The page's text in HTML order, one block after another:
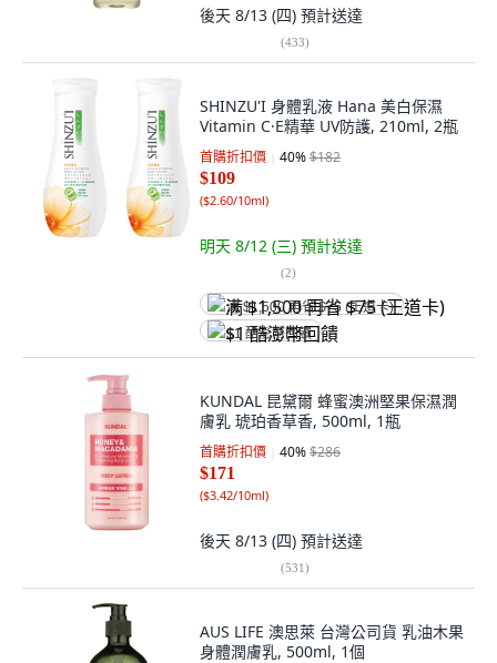
後天 8/13 (四) 預計送達
(433)
SHINZU'I 身體乳液 Hana 美白保濕
Vitamin C·E精華 UV防護, 210ml, 2瓶
首購折扣價 40%$182
$109
($2.60/10ml)
明天 8/12 (三) 預計送達
(2)
满 $1,500 再省 $75 (王道卡)
$1 酷澎幣回饋
KUNDAL 昆黛爾 蜂蜜澳洲堅果保濕潤
膚乳 琥珀香草香, 500ml, 1瓶
首購折扣價 40%$286
$171
($3.42/10ml)
後天 8/13 (四) 預計送達
(531)
AUS LIFE 澳思萊 台灣公司貨 乳油木果
身體潤膚乳, 500ml, 1個